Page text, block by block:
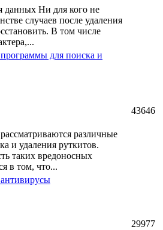
данных Ни для кого не
случаев после удаления
В том числе
для поиска и
различные
и удаления руткитов.
таких вредоносных
в том, что...
43646
29977